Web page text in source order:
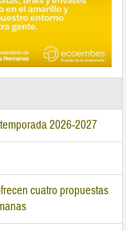
2026-2027
cuatro propuestas